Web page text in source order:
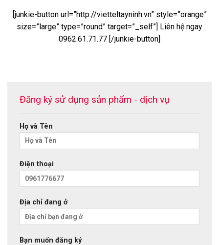
[junkie-button url=”http://vietteltayninh.vn” style=”orange”
size=”large” type=”round” target=”_self”] Liên hệ ngay
0962.61.71.77 [/junkie-button]
Đăng ký sử dụng sản phẩm - dịch vụ
Họ và Tên
Điện thoại
Địa chỉ đang ở
Bạn muốn đăng ký